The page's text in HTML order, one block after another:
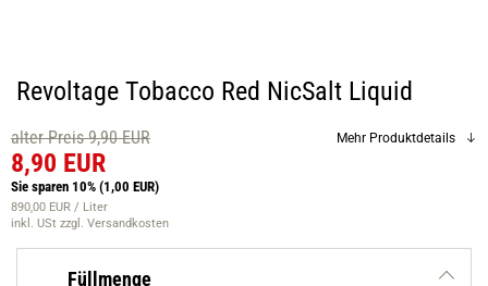
Revoltage Tobacco Red NicSalt Liquid
alter Preis 9,90 EUR
8,90 EUR
Sie sparen 10% (1,00 EUR)
890,00 EUR / Liter
inkl. USt zzgl. Versandkosten
Mehr Produktdetails
Füllmenge